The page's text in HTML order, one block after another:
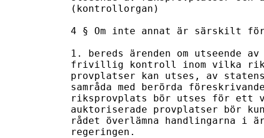
(kontrollorgan)
4 § Om inte annat är särskilt
1. bereds ärenden om utseende
frivillig kontroll inom vilka
provplatser kan utses, av
samråda med berörda
riksprovplats bör utses för ett
auktoriserade provplatser bör
rådet överlämna handlingarna i
regeringen.